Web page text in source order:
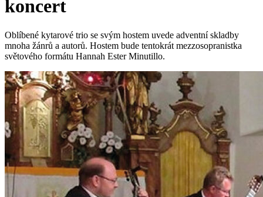
koncert
Oblíbené kytarové trio se svým hostem uvede adventní skladby
mnoha žánrů a autorů. Hostem bude tentokrát mezzosopranistka
světového formátu Hannah Ester Minutillo.